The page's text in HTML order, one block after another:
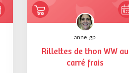
anne_gp
Rillettes de thon WW au
carré frais